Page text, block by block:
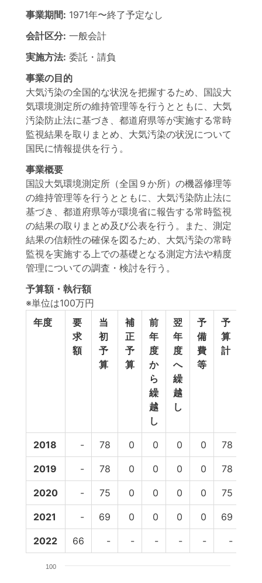
事業期間: 1971年〜終了予定なし
会計区分: 一般会計
実施方法: 委託・請負
事業の目的
大気汚染の全国的な状況を把握するため、国設大
気環境測定所の維持管理等を行うとともに、大気
汚染防止法に基づき、都道府県等が実施する常時
監視結果を取りまとめ、大気汚染の状況について
国民に情報提供を行う。
事業概要
国設大気環境測定所（全国９か所）の機器修理等
の維持管理等を行うとともに、大気汚染防止法に
基づき、都道府県等が環境省に報告する常時監視
の結果の取りまとめ及び公表を行う。また、測定
結果の信頼性の確保を図るため、大気汚染の常時
監視を実施する上での基礎となる測定方法や精度
管理についての調査・検討を行う。
予算額・執行額
※単位は100万円
年度
要
求
額
当
初
予
算
補
正
予
算
前
年
度
か
ら
繰
越
し
翌
年
度
へ
繰
越
し
予
備
費
等
予
算
計
2018 - 78 0 0 0 0 78
2019 - 78 0 0 0 0 78
2020 - 75 0 0 0 0 75
2021 - 69 0 0 0 0 69
2022 66 - - - - - -
100